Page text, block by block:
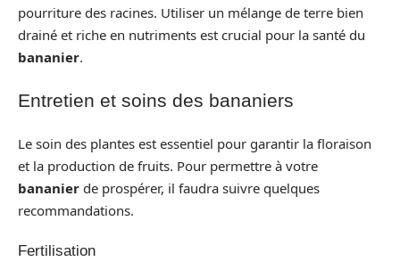
pourriture des racines. Utiliser un mélange de terre bien
drainé et riche en nutriments est crucial pour la santé du
bananier.
Entretien et soins des bananiers
Le soin des plantes est essentiel pour garantir la floraison
et la production de fruits. Pour permettre à votre
bananier de prospérer, il faudra suivre quelques
recommandations.
Fertilisation